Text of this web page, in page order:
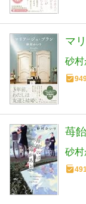
マ
砂村
苺
砂村